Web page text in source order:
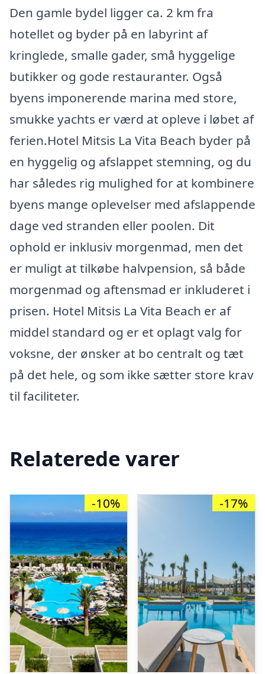
Den gamle bydel ligger ca. 2 km fra
hotellet og byder på en labyrint af
kringlede, smalle gader, små hyggelige
butikker og gode restauranter. Også
byens imponerende marina med store,
smukke yachts er værd at opleve i løbet af
ferien.Hotel Mitsis La Vita Beach byder på
en hyggelig og afslappet stemning, og du
har således rig mulighed for at kombinere
byens mange oplevelser med afslappende
dage ved stranden eller poolen. Dit
ophold er inklusiv morgenmad, men det
er muligt at tilkøbe halvpension, så både
morgenmad og aftensmad er inkluderet i
prisen. Hotel Mitsis La Vita Beach er af
middel standard og er et oplagt valg for
voksne, der ønsker at bo centralt og tæt
på det hele, og som ikke sætter store krav
til faciliteter.
Relaterede varer
-10% -17%